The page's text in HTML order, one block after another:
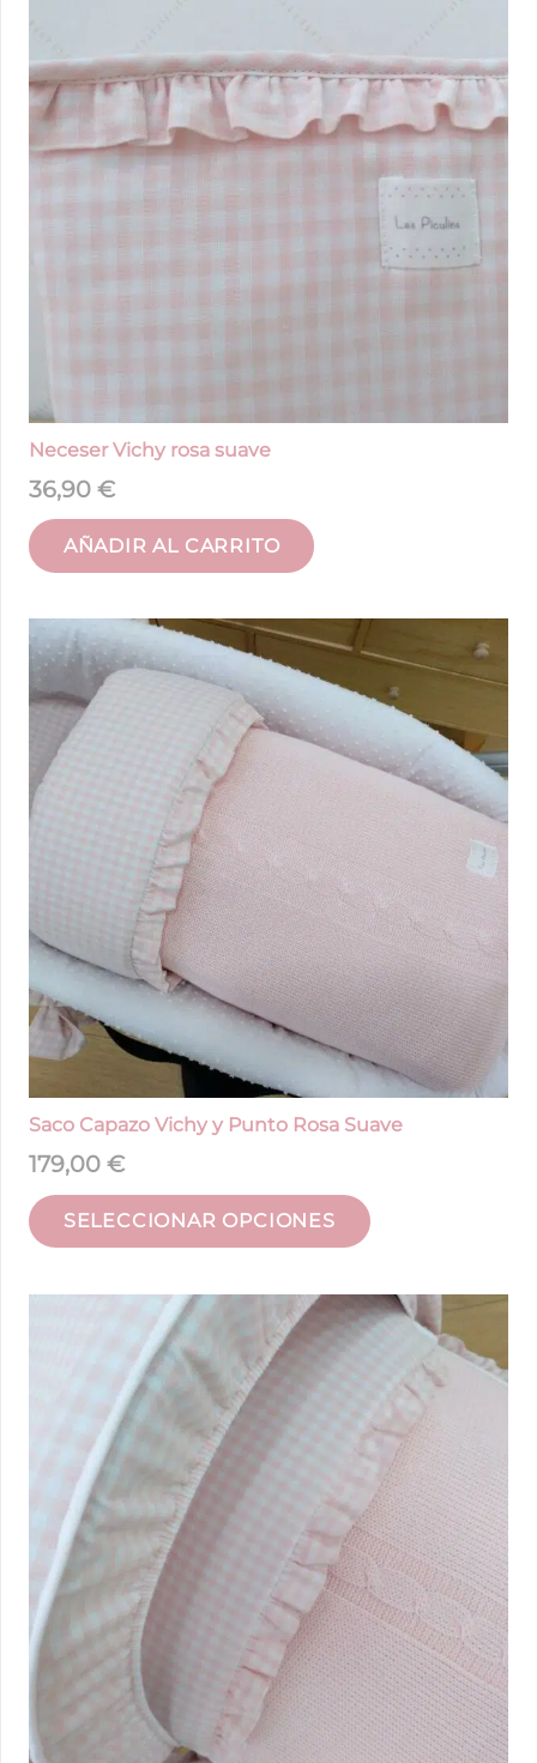
Neceser Vichy rosa suave
36,90 €
AÑADIR AL CARRITO
Saco Capazo Vichy y Punto Rosa Suave
179,00 €
SELECCIONAR OPCIONES